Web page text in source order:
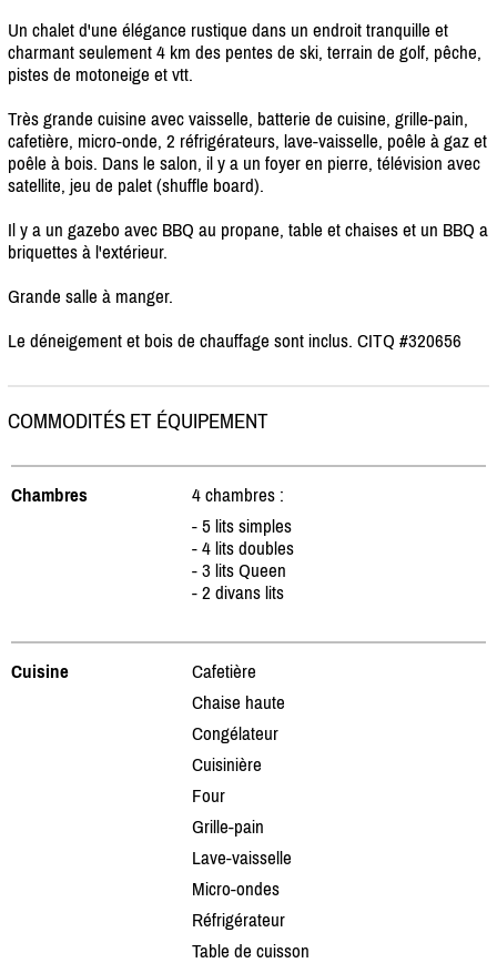
Un chalet d'une élégance rustique dans un endroit tranquille et
charmant seulement 4 km des pentes de ski, terrain de golf, pêche,
pistes de motoneige et vtt.
Très grande cuisine avec vaisselle, batterie de cuisine, grille-pain,
cafetière, micro-onde, 2 réfrigérateurs, lave-vaisselle, poêle à gaz et
poêle à bois. Dans le salon, il y a un foyer en pierre, télévision avec
satellite, jeu de palet (shuffle board).
Il y a un gazebo avec BBQ au propane, table et chaises et un BBQ a
briquettes à l'extérieur.
Grande salle à manger.
Le déneigement et bois de chauffage sont inclus. CITQ #320656
COMMODITÉS ET ÉQUIPEMENT
Chambres
4 chambres :
- 5 lits simples
- 4 lits doubles
- 3 lits Queen
- 2 divans lits
Cuisine
Cafetière
Chaise haute
Congélateur
Cuisinière
Four
Grille-pain
Lave-vaisselle
Micro-ondes
Réfrigérateur
Table de cuisson